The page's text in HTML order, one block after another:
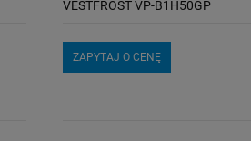
VESTFROST VP-B1H50GP
ZAPYTAJ O CENĘ